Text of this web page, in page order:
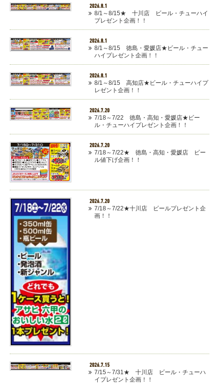
2026.8.1
8/1～8/15★ 十川店 ビール・チューハイ
プレゼント企画！！
2026.8.1
8/1～8/15 徳島・愛媛店★ビール・チュー
ハイプレゼント企画！！
2026.8.1
8/1～8/15 高知店★ビール・チューハイプ
レゼント企画！！
2026.7.20
7/18～7/22 徳島・高知・愛媛店★ビー
ル・チューハイプレゼント企画！！
2026.7.20
7/18～7/22★ 徳島・高知・愛媛店 ビー
ル値下げ企画！！
2026.7.20
7/18～7/22★十川店 ビールプレゼント企
画！！
2026.7.15
7/15～7/31★ 十川店 ビール・チューハ
イプレゼント企画！！